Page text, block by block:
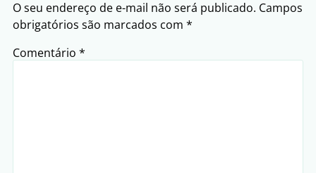
O seu endereço de e-mail não será publicado. Campos
obrigatórios são marcados com *
Comentário *